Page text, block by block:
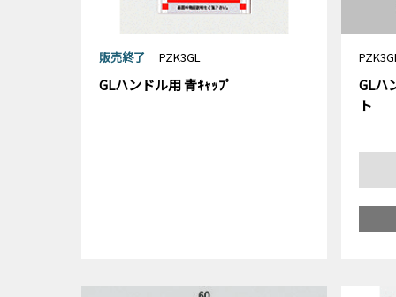
販売終了 PZK3GL
GLハンドル用 青ｷｬｯﾌﾟ
GLハ
ト